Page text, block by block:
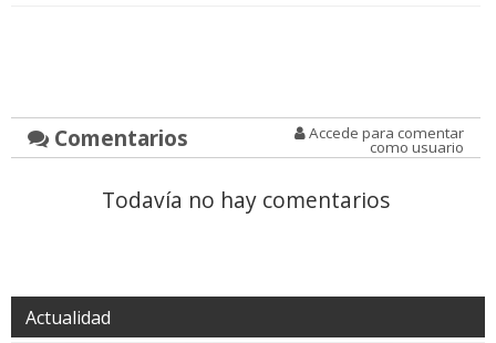
Comentarios Accede para comentar
como usuario
Todavía no hay comentarios
Actualidad